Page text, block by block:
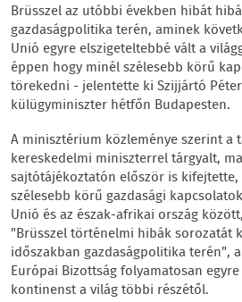
Brüsszel az utóbbi években hibát
gazdaságpolitika terén, aminek
Unió egyre elszigeteltebbé vált a
éppen hogy minél szélesebb körű
törekedni - jelentette ki Szijjártó
külügyminiszter hétfőn Budapesten.
A minisztérium közleménye szerint a
kereskedelmi miniszterrel tárgyalt,
sajtótájékoztatón először is
szélesebb körű gazdasági
Unió és az észak-afrikai ország
"Brüsszel történelmi hibák sorozatát
időszakban gazdaságpolitika terén",
Európai Bizottság folyamatosan
kontinenst a világ többi részétől.